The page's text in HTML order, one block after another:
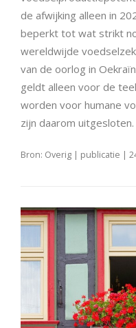
de afwijking alleen in
beperkt tot wat strikt
wereldwijde
van de oorlog in
geldt alleen voor de
worden voor humane
zijn daarom uitgesloten.
Bron: Overig | publicatie |